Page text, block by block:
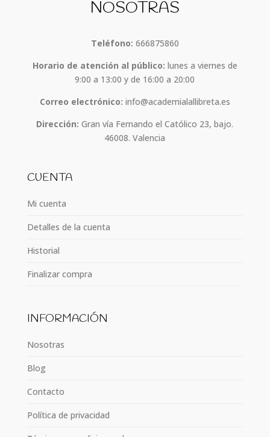
NOSOTRAS
Teléfono: 666875860
Horario de atención al público: lunes a viernes de
9:00 a 13:00 y de 16:00 a 20:00
Correo electrónico: info@academialallibreta.es
Dirección: Gran vía Fernando el Católico 23, bajo.
46008. Valencia
CUENTA
Mi cuenta
Detalles de la cuenta
Historial
Finalizar compra
INFORMACIÓN
Nosotras
Blog
Contacto
Política de privacidad